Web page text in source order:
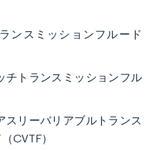
ンスミッションフルード
チトランスミッションフル
スリーバリアブルトランス
CVTF）